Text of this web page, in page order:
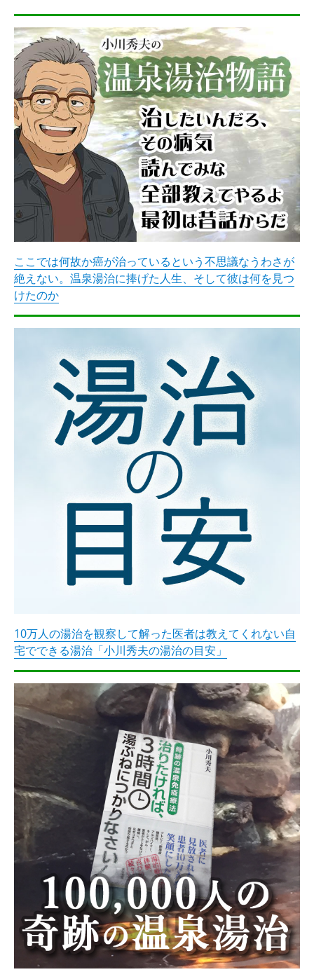
ここでは何故か癌が治っているという不思議なうわさが
絶えない。温泉湯治に捧げた人生、そして彼は何を見つ
けたのか
10万人の湯治を観察して解った医者は教えてくれない自
宅でできる湯治「小川秀夫の湯治の目安」